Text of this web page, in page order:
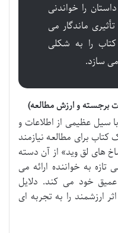
را خواندنی
ماندگار می
را به شکلی
سازد.
برجسته و ارزش مطالعه)
سیل عظیمی از اطلاعات و
برای مطالعه نیازمند
های لق وید» از آن دسته
به خواننده ارائه می
خود می کند. دلایل
ارزشمند را به تجربه ای